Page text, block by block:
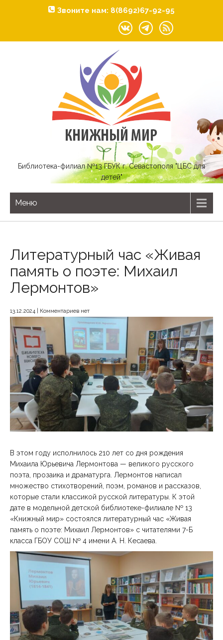
Звоните нам: 8(8692)67-92-95
Библиотека-филиал №13 ГБУК г. Севастополя "ЦБС для
детей"
Меню
Литературный час «Живая
память о поэте: Михаил
Лермонтов»
13.12.2024 Комментариев нет
В этом году исполнилось 210 лет со дня рождения
Михаила Юрьевича Лермонтова — великого русского
поэта, прозаика и драматурга. Лермонтов написал
множество стихотворений, поэм, романов и рассказов,
которые стали классикой русской литературы. К этой
дате в модельной детской библиотеке-филиале № 13
«Книжный мир» состоялся литературный час «Живая
память о поэте: Михаил Лермонтов» с читателями 7-Б
класса ГБОУ СОШ № 4 имени А. Н. Кесаева.